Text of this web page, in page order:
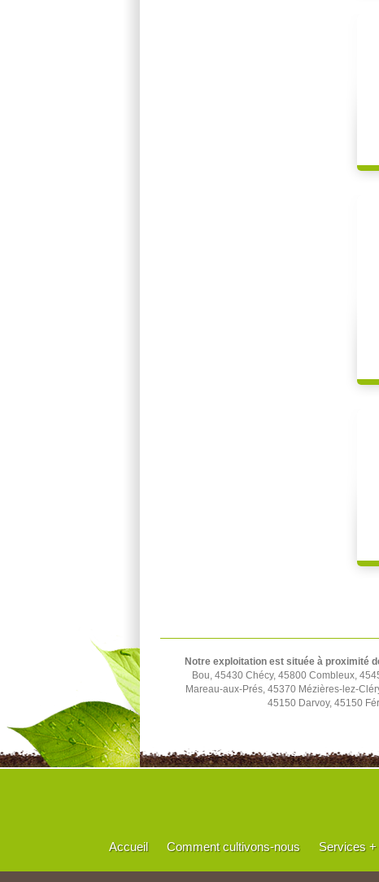
Notre exploitation est située à proximité
Bou, 45430 Chécy, 45800 Combleux,
Mareau-aux-Prés, 45370 Mézières-lez-
45150 Darvoy, 45150
Accueil Comment cultivons-nous Services +